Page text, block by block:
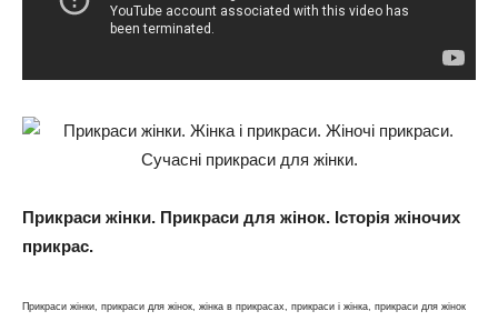
Прикраси жінки. Прикраси для жінок. Історія жіночих
прикрас.
Прикраси жінки, прикраси для жінок, жінка в прикрасах, прикраси і жінка, прикраси для жінок